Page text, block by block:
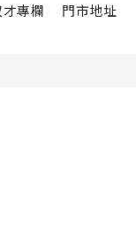
專欄
門市地址